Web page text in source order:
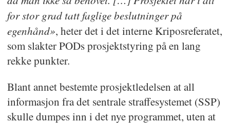
Norge og Island undertegnet
avtalen i 2009, og syv år senere
ble avtalen godkjent av Stortinget.
med et tastetrykk skal kunne
sjekke om lag 20 millioner DNA-
for stor grad tatt faglige beslutninger på
egenhånd», heter det i det interne Kriposreferatet,
som slakter PODs prosjektstyring på en lang
rekke punkter.
Blant annet bestemte prosjektledelsen at all
informasjon fra det sentrale straffesystemet (SSP)
skulle dumpes inn i det nye programmet, uten at